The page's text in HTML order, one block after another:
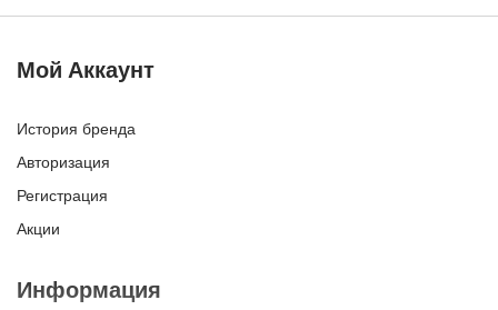
Мой Аккаунт
История бренда
Авторизация
Регистрация
Акции
Информация